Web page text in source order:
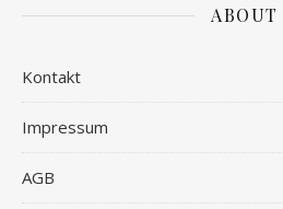
ABOUT
Kontakt
Impressum
AGB